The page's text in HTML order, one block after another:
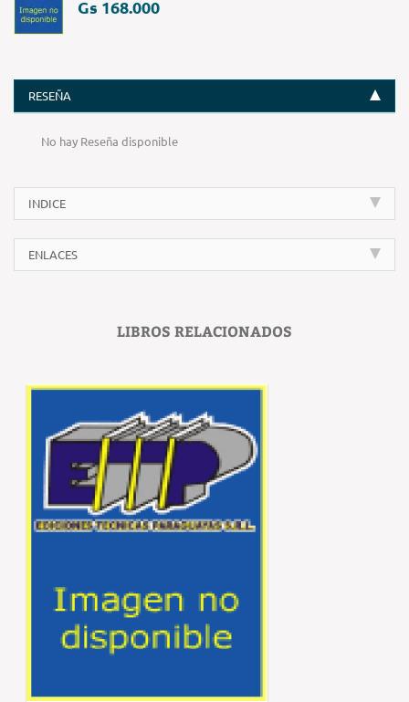
Gs 168.000
RESEÑA
No hay Reseña disponible
INDICE
ENLACES
LIBROS RELACIONADOS